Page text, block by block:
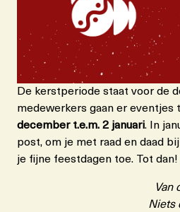
De kerstperiode staat voor de
medewerkers gaan er eventjes
december t.e.m. 2 januari. In
post, om je met raad en daad
je fijne feestdagen toe. Tot dan!
Van
Niets